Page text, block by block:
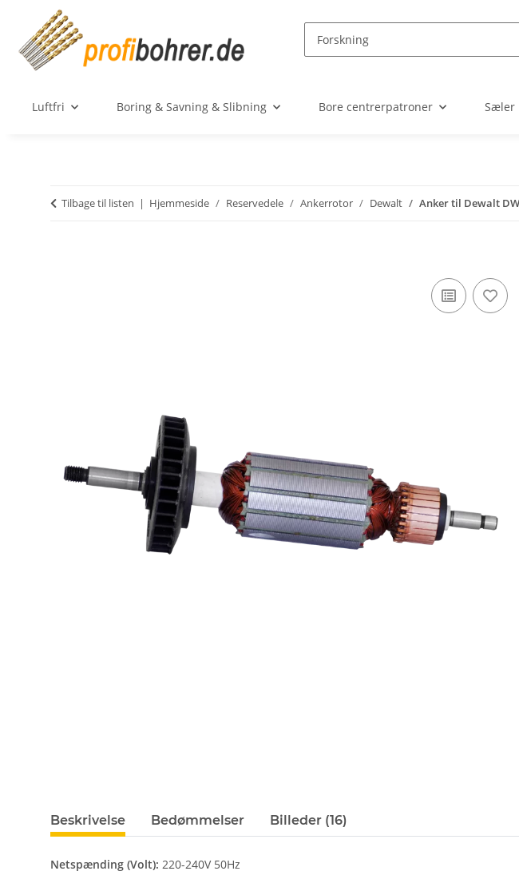
Luftfri Boring & Savning & Slibning Bore centrerpatroner Sæler
Tilbage til listen Hjemmeside Reservedele Ankerrotor Dewalt Anker til Dewalt
Beskrivelse Bedømmelser Billeder (16)
Netspænding (Volt): 220-240V 50Hz